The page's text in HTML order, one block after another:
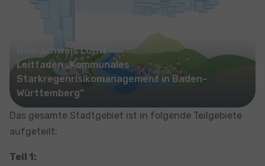
Bildnachweis LUBW
Leitfaden „Kommunales
Starkregenrisikomanagement in Baden-
Württemberg“
Das gesamte Stadtgebiet ist in folgende Teilgebiete
aufgeteilt:
Teil 1: